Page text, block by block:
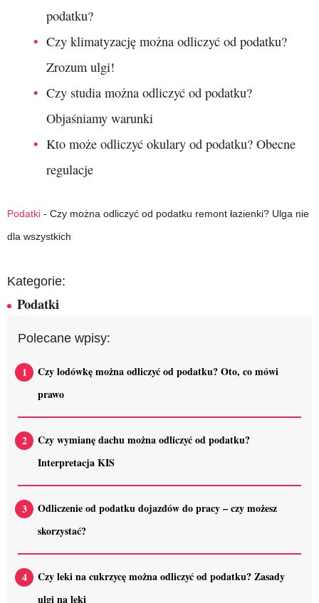
podatku?
Czy klimatyzację można odliczyć od podatku?
Zrozum ulgi!
Czy studia można odliczyć od podatku?
Objaśniamy warunki
Kto może odliczyć okulary od podatku? Obecne
regulacje
Podatki - Czy można odliczyć od podatku remont łazienki? Ulga nie
dla wszystkich
Kategorie:
Podatki
Polecane wpisy:
Czy lodówkę można odliczyć od podatku? Oto, co mówi
prawo
Czy wymianę dachu można odliczyć od podatku?
Interpretacja KIS
Odliczenie od podatku dojazdów do pracy – czy możesz
skorzystać?
Czy leki na cukrzycę można odliczyć od podatku? Zasady
ulgi na leki